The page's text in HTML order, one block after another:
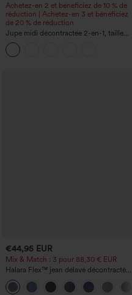
Achetez-en 2 et bénéficiez de 10 % de
réduction | Achetez-en 3 et bénéficiez
de 20 % de réduction
Jupe midi décontractée 2-en-1, taille
haute à effet gainant, froncée avec
ourlet arrondi, en polaire et PU
€44,95 EUR
Mix & Match : 3 pour 88,30 € EUR
Halara Flex™ jean délavé décontracté
taille haute à poches, coupe baggy à
jambe large